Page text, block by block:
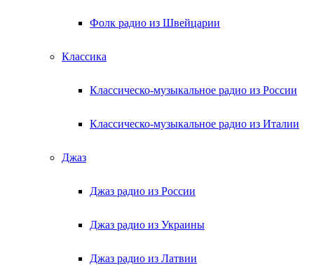
Фолк радио из Швейцарии
Классика
Классическо-музыкальное радио из России
Классическо-музыкальное радио из Италии
Джаз
Джаз радио из России
Джаз радио из Украины
Джаз радио из Латвии